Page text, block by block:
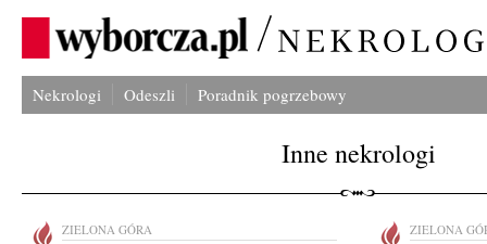
Nekrologi Odeszli Poradnik pogrzebowy
Inne nekrologi
ZIELONA GÓRA ZIELONA